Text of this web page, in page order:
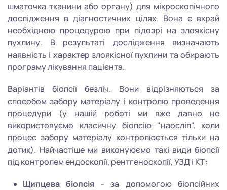
шматочка тканини або органу) для мікроскопічного
дослідження в діагностичних цілях. Вона є вкрай
необхідною процедурою при підозрі на злоякісну
пухлину. В результаті дослідження визначають
наявність і характер злоякісної пухлини та обирають
програму лікування пацієнта.
Варіантів біопсії безліч. Вони відрізняються за
способом забору матеріалу і контролю проведення
процедури (у нашій роботі ми вже давно не
використовуємо класичну біопсію "наосліп", коли
процес забору матеріалу контролюється тільки на
дотик). Найчастіше ми виконуюємо такі види біопсії
під контролем ендоскопії, рентгеноскопії, УЗД і КТ:
Щипцева біопсія - за допомогою біопсійних